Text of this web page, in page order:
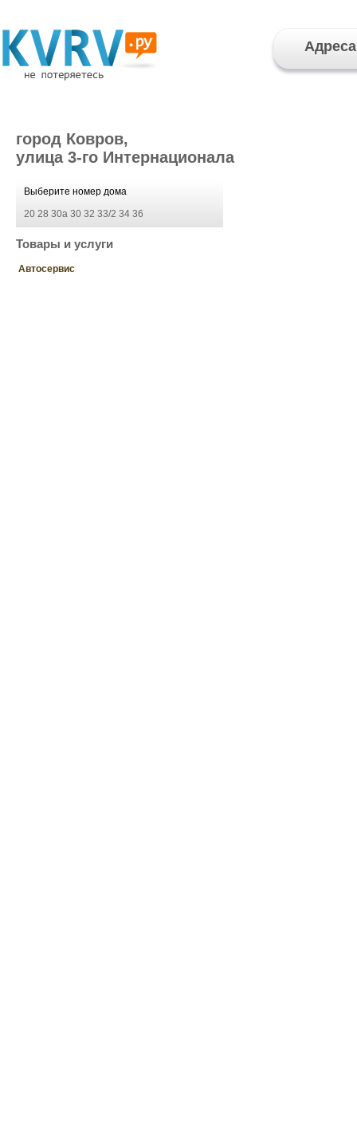
Адреса
город Ковров,
улица 3-го Интернационала
Выберите номер дома
20 28 30а 30 32 33/2 34 36
Товары и услуги
Автосервис